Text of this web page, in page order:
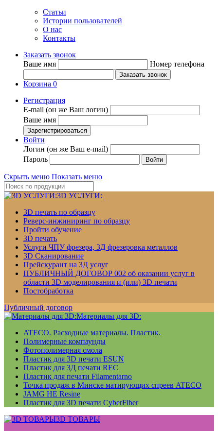
Статьи
Истории пользователей
О нас
Контакты
Заказать звонок
Ваше имя
Номер телефона
Корзина 0
Регистрация
E-mail (он же Ваш логин)
Ваше имя
Войти
Логин (он же Ваш e-mail)
Пароль
Скрыть меню Показать меню
3D УСЛУГИ:
3D печать по образцу
Реверс-инжиниринг по образцу
Пройти обучение
3D печать
Услуги ЧПУ фрезера, 3Д фрезеровка металлов
3D Сканирование
Прейскурант на 3Д услуг
ПУБЛИЧНЫЙ ДОГОВОР 002 об оказании услуг в
области 3D моделирования и (или) 3D печати
Постобработка
Публичный договор
Материалы для 3D:
ATECO. Расходные материалы. Пластик.
Полимерные компаунды
Фотополимерная смола
Пластик для 3D печати ESUN
Пластик для 3Д печати REC
Пластик для печати Filamentarno
Точка продаж в Минске матирующих спреев ATECO
JAMG HE Resine
Пластик для 3D печати CyberFiber
3D ТОВАРЫ